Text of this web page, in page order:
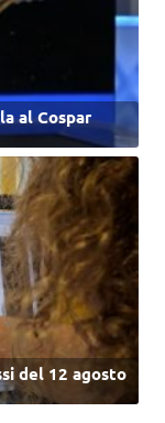
al Cospar
del 12 agosto